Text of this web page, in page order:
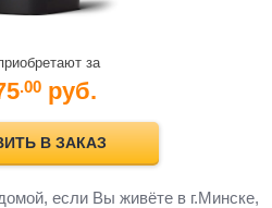
за
.00 руб.
В ЗАКАЗ
если Вы живёте в г.Минске,